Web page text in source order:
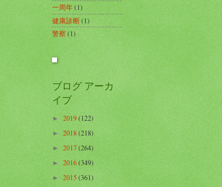
一周年(1)
健康診断(1)
警察 (1)
ブログ アーカ
イブ
►2019(122)
► 2018(218)
►2017(264)
►2016(349)
►2015(361)